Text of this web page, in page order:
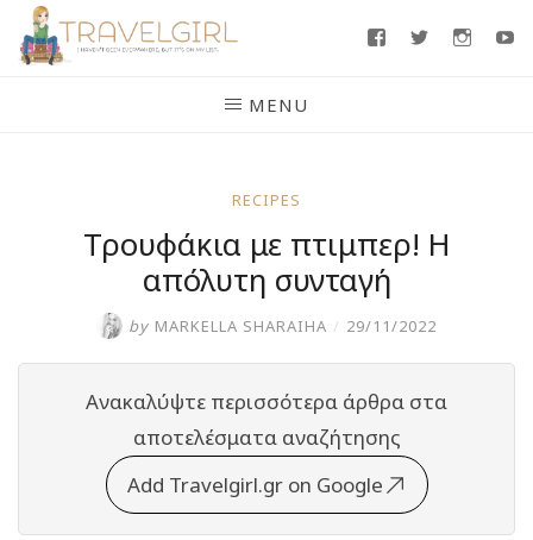
Skip
FacebookTwitter
MENU
RECIPES
Τρουφάκια με πτιμπερ! Η
απόλυτη συνταγή
by MARKELLA SHARAIHA / 29/11/2022
Ανακαλύψτε περισσότερα άρθρα στα
αποτελέσματα αναζήτησης
Add Travelgirl.gr on Google